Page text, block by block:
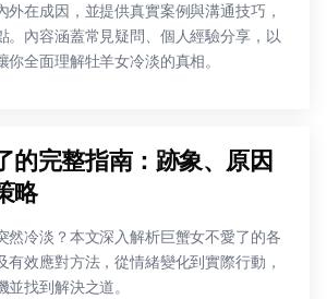
外在成因，並提供真實案例與溝通技巧，
。內容涵蓋常見疑問、個人經驗分享，以
你全面理解牡羊女冷淡的真相。
的完整指南：跡象、原因
略
然冷淡？本文深入解析巨蟹女不愛了的各
有效應對方法，從情緒變化到實際行動，
找到解決之道。